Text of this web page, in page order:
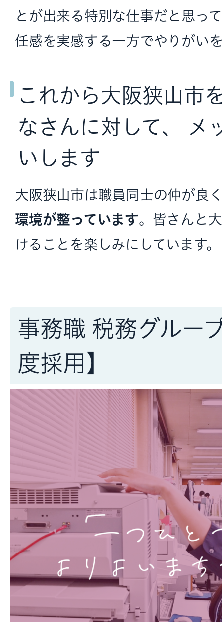
とが出来る特別な仕事だと思っ
任感を実感する一方でやりがい
これから大阪狭山市
なさんに対して、 メ
いします
大阪狭山市は職員同士の仲が良
環境が整っています。皆さんと
けることを楽しみにしています。
事務職 税務グルー
度採用】